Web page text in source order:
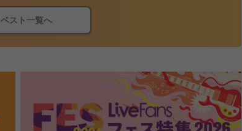
スト一覧へ